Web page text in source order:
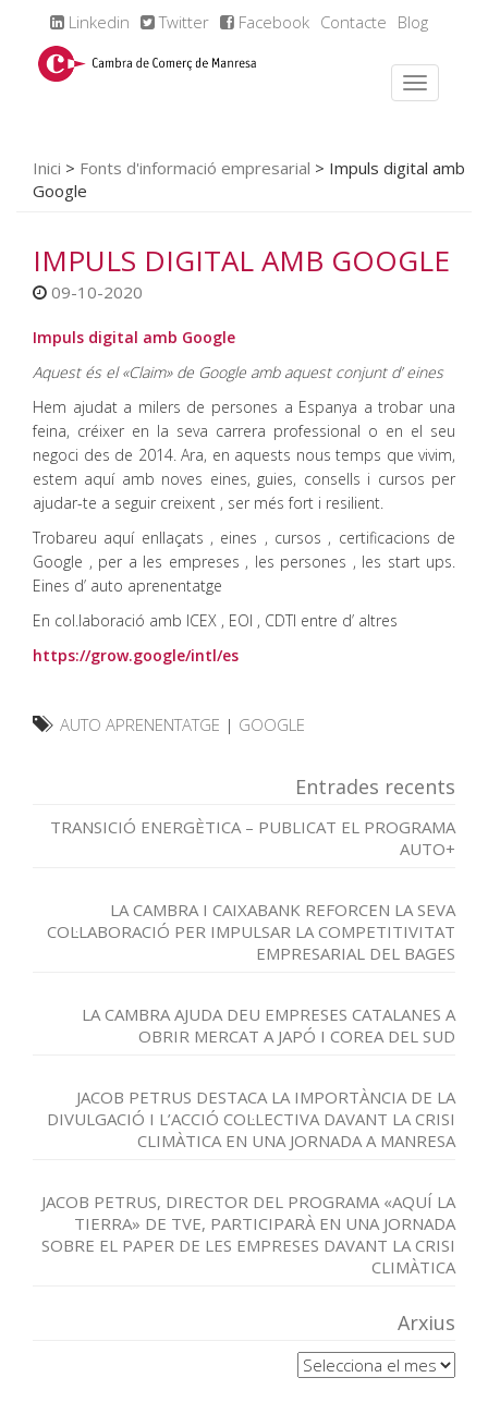
Linkedin Twitter Facebook Contacte Blog
Inici > Fonts d'informació empresarial > Impuls digital amb
Google
IMPULS DIGITAL AMB GOOGLE
09-10-2020
Impuls digital amb Google
Aquest és el «Claim» de Google amb aquest conjunt d’ eines
Hem ajudat a milers de persones a Espanya a trobar una
feina, créixer en la seva carrera professional o en el seu
negoci des de 2014. Ara, en aquests nous temps que vivim,
estem aquí amb noves eines, guies, consells i cursos per
ajudar-te a seguir creixent , ser més fort i resilient.
Trobareu aquí enllaçats , eines , cursos , certificacions de
Google , per a les empreses , les persones , les start ups.
Eines d’ auto aprenentatge
En col.laboració amb ICEX , EOI , CDTI entre d’ altres
https://grow.google/intl/es
AUTO APRENENTATGE | GOOGLE
Entrades recents
TRANSICIÓ ENERGÈTICA – PUBLICAT EL PROGRAMA
AUTO+
LA CAMBRA I CAIXABANK REFORCEN LA SEVA
COL·LABORACIÓ PER IMPULSAR LA COMPETITIVITAT
EMPRESARIAL DEL BAGES
LA CAMBRA AJUDA DEU EMPRESES CATALANES A
OBRIR MERCAT A JAPÓ I COREA DEL SUD
JACOB PETRUS DESTACA LA IMPORTÀNCIA DE LA
DIVULGACIÓ I L’ACCIÓ COL·LECTIVA DAVANT LA CRISI
CLIMÀTICA EN UNA JORNADA A MANRESA
JACOB PETRUS, DIRECTOR DEL PROGRAMA «AQUÍ LA
TIERRA» DE TVE, PARTICIPARÀ EN UNA JORNADA
SOBRE EL PAPER DE LES EMPRESES DAVANT LA CRISI
CLIMÀTICA
Arxius
Arxius